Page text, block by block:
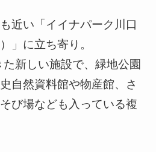
近い「イイナパーク川口
」に立ち寄り。
新しい施設で、緑地公園
自然資料館や物産館、さ
び場なども入っている複